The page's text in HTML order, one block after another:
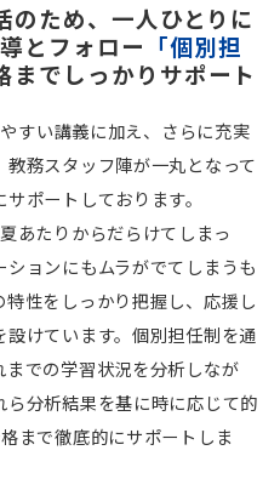
のため、一人ひとりに
とフォロー 「個別担
までしっかりサポート
すい講義に加え、さらに充実
務スタッフ陣が一丸となって
ポートしております。
あたりからだらけてしまっ
ョンにもムラがでてしまうも
性をしっかり把握し、応援し
けています。個別担任制を通
での学習状況を分析しなが
分析結果を基に時に応じて的
まで徹底的にサポートしま